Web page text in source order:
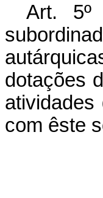
Art. 5º
dotações
com êste